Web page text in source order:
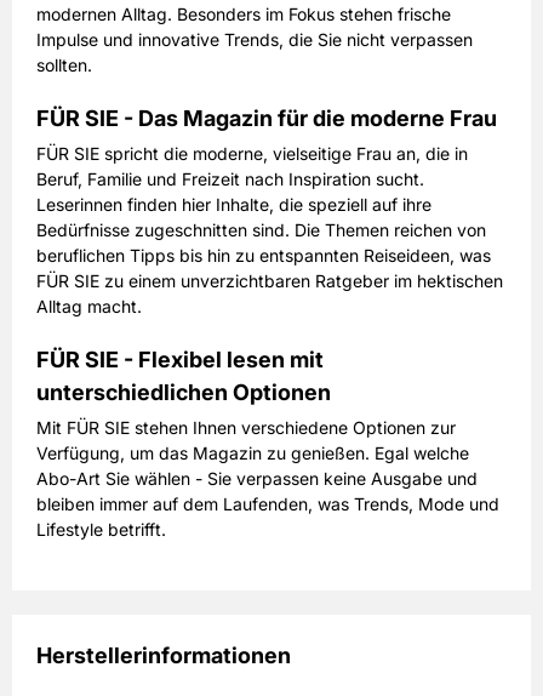
modernen Alltag. Besonders im Fokus stehen frische
Impulse und innovative Trends, die Sie nicht verpassen
sollten.
FÜR SIE - Das Magazin für die moderne Frau
FÜR SIE spricht die moderne, vielseitige Frau an, die in
Beruf, Familie und Freizeit nach Inspiration sucht.
Leserinnen finden hier Inhalte, die speziell auf ihre
Bedürfnisse zugeschnitten sind. Die Themen reichen von
beruflichen Tipps bis hin zu entspannten Reiseideen, was
FÜR SIE zu einem unverzichtbaren Ratgeber im hektischen
Alltag macht.
FÜR SIE - Flexibel lesen mit
unterschiedlichen Optionen
Mit FÜR SIE stehen Ihnen verschiedene Optionen zur
Verfügung, um das Magazin zu genießen. Egal welche
Abo-Art Sie wählen - Sie verpassen keine Ausgabe und
bleiben immer auf dem Laufenden, was Trends, Mode und
Lifestyle betrifft.
Herstellerinformationen